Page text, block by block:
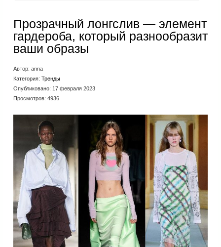
Прозрачный лонгслив — элемент
гардероба, который разнообразит
ваши образы
Автор: anna
Категория: Тренды
Опубликовано: 17 февраля 2023
Просмотров: 4936